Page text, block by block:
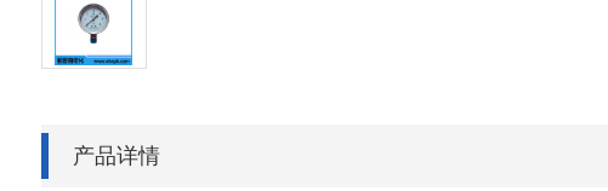
产品详情